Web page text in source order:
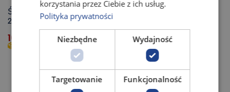
Środek do czyszczenia tapicerki Lumax Care
250 ml
109,00
5 - 10 dni roboczych
korzystania przez Ciebie z ich usług.
Polityka prywatności
Niezbędne Wydajność
Targetowanie Funkcjonalność